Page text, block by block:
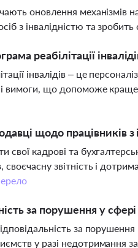
оновлення механізмів
з інвалідністю та
реабілітації
інвалідів – це
вимоги, що допоможе
щодо працівників
свої кадрові та
своєчасну звітність і
за порушення у сфері
за порушення
у разі недотримання